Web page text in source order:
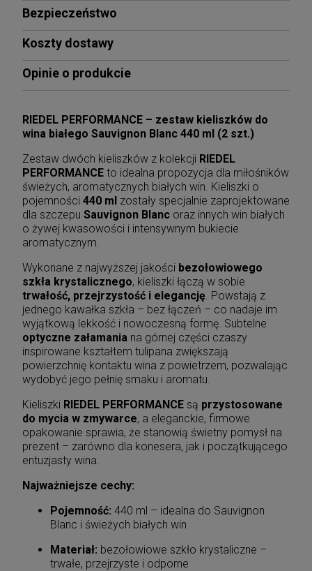
Bezpieczeństwo
Koszty dostawy
Opinie o produkcie
RIEDEL PERFORMANCE – zestaw kieliszków do
wina białego Sauvignon Blanc 440 ml (2 szt.)
Zestaw dwóch kieliszków z kolekcji RIEDEL
PERFORMANCE to idealna propozycja dla miłośników
świeżych, aromatycznych białych win. Kieliszki o
pojemności 440 ml zostały specjalnie zaprojektowane
dla szczepu Sauvignon Blanc oraz innych win białych
o żywej kwasowości i intensywnym bukiecie
aromatycznym.
Wykonane z najwyższej jakości bezołowiowego
szkła krystalicznego, kieliszki łączą w sobie
trwałość, przejrzystość i elegancję. Powstają z
jednego kawałka szkła – bez łączeń – co nadaje im
wyjątkową lekkość i nowoczesną formę. Subtelne
optyczne załamania na górnej części czaszy
inspirowane kształtem tulipana zwiększają
powierzchnię kontaktu wina z powietrzem, pozwalając
wydobyć jego pełnię smaku i aromatu.
Kieliszki RIEDEL PERFORMANCE są przystosowane
do mycia w zmywarce, a eleganckie, firmowe
opakowanie sprawia, że stanowią świetny pomysł na
prezent – zarówno dla konesera, jak i początkującego
entuzjasty wina.
Najważniejsze cechy:
Pojemność: 440 ml – idealna do Sauvignon
Blanc i świeżych białych win
Materiał: bezołowiowe szkło krystaliczne –
trwałe, przejrzyste i odporne